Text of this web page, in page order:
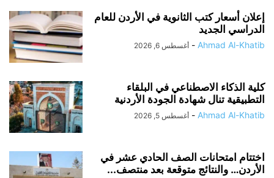
إعلان أسعار كتب الثانوية في الأردن للعام
الدراسي الجديد
Ahmad Al-Khatib
- أغسطس 6, 2026
كلية الذكاء الاصطناعي في البلقاء
التطبيقية تنال شهادة الجودة الأردنية
Ahmad Al-Khatib
- أغسطس 5, 2026
اختتام امتحانات الصف الحادي عشر في
الأردن… والنتائج متوقعة بعد منتصف...